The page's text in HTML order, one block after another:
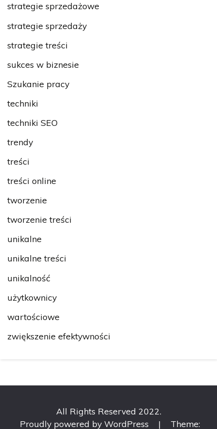
strategie sprzedażowe
strategie sprzedaży
strategie treści
sukces w biznesie
Szukanie pracy
techniki
techniki SEO
trendy
treści
treści online
tworzenie
tworzenie treści
unikalne
unikalne treści
unikalność
użytkownicy
wartościowe
zwiększenie efektywności
All Rights Reserved 2022.
Proudly powered by WordPress
| Theme: